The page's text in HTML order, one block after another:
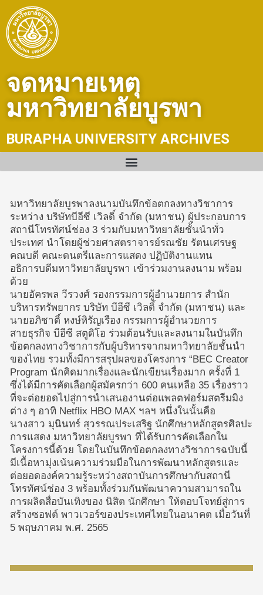
content
จดหมายเหตุ
มหาวิทยาลัยบูรพา
BURAPHA UNIVERSITY ARCHIVES
มหาวิทยาลัยบูรพาลงนามบันทึกข้อตกลงทางวิชาการ
ระหว่าง บริษัทบีอีซี เวิลดิ์ จำกัด (มหาชน) ผู้ประกอบการ
สถานีโทรทัศน์ช่อง 3 ร่วมกับมหาวิทยาลัยชั้นนำทั่ว
ประเทศ นำโดยผู้ช่วยศาสตราจารย์รณชัย รัตนเศรษฐ
คณบดี คณะดนตรีและการแสดง ปฏิบัติงานแทน
อธิการบดีมหาวิทยาลัยบูรพา เข้าร่วมงานลงนาม พร้อม
ด้วย
นายอัครพล วีรวงศ์ รองกรรมการผู้อำนวยการ สำนัก
บริหารทรัพยากร บริษัท บีอีซี เวิลดิ์ จำกัด (มหาชน) และ
นายอภิชาติ์ หงษ์หิรัญเรือง กรรมการผู้อำนวยการ
สายธุรกิจ บีอีซี สตูดิโอ ร่วมต้อนรับและลงนามในบันทึก
ข้อตกลงทางวิชาการกับผู้บริหารจากมหาวิทยาลัยชั้นนำ
ของไทย รวมทั้งมีการสรุปผลของโครงการ “BEC Creator
Program นักคิดมากเรื่องและนักเขียนเรื่องมาก ครั้งที่ 1
ซึ่งได้มีการคัดเลือกผู้สมัครกว่า 600 คนเหลือ 35 เรื่องราว
ที่จะต่อยอดไปสู่การนำเสนองานต่อแพลตฟอร์มสตรีมมิง
ต่าง ๆ อาทิ Netflix HBO MAX ฯลฯ หนึ่งในนั้นคือ
นางสาว มุนินทร์ สุวรรณประเสริฐ นักศึกษาหลักสูตรศิลปะ
การแสดง มหาวิทยาลัยบูรพา ที่ได้รับการคัดเลือกใน
โครงการนี้ด้วย โดยในบันทึกข้อตกลงทางวิชาการฉบับนี้
มีเนื้อหามุ่งเน้นความร่วมมือในการพัฒนาหลักสูตรและ
ต่อยอดองค์ความรู้ระหว่างสถาบันการศึกษากับสถานี
โทรทัศน์ช่อง 3 พร้อมทั้งร่วมกันพัฒนาความสามารถใน
การผลิตสื่อบันเทิงของ นิสิต นักศึกษา ให้ตอบโจทย์สู่การ
สร้างซอฟต์ พาวเวอร์ของประเทศไทยในอนาคต เมื่อวันที่
5 พฤษภาคม พ.ศ. 2565